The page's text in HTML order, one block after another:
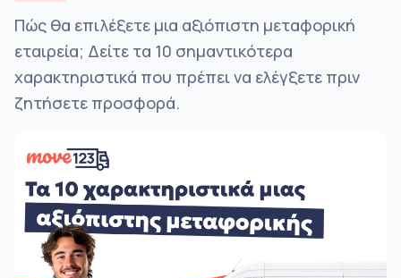
Πώς θα επιλέξετε μια αξιόπιστη μεταφορική
εταιρεία; Δείτε τα 10 σημαντικότερα
χαρακτηριστικά που πρέπει να ελέγξετε πριν
ζητήσετε προσφορά.